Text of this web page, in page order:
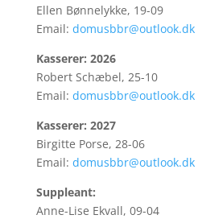
Ellen Bønnelykke, 19-09
Email: domusbbr@outlook.dk
Kasserer: 2026
Robert Schæbel, 25-10
Email: domusbbr@outlook.dk
Kasserer: 2027
Birgitte Porse, 28-06
Email: domusbbr@outlook.dk
Suppleant:
Anne-Lise Ekvall, 09-04